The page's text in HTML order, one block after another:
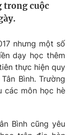
trong cuộc
nhưng một số
dạy học thêm
thực hiện quy
Bình. Trường
các môn học hè
Bình cũng yêu